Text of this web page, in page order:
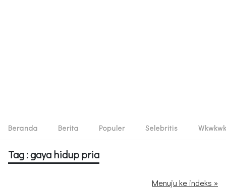
Beranda Berita Populer Selebritis Wkwkwk
Tag : gaya hidup pria
Menuju ke indeks »